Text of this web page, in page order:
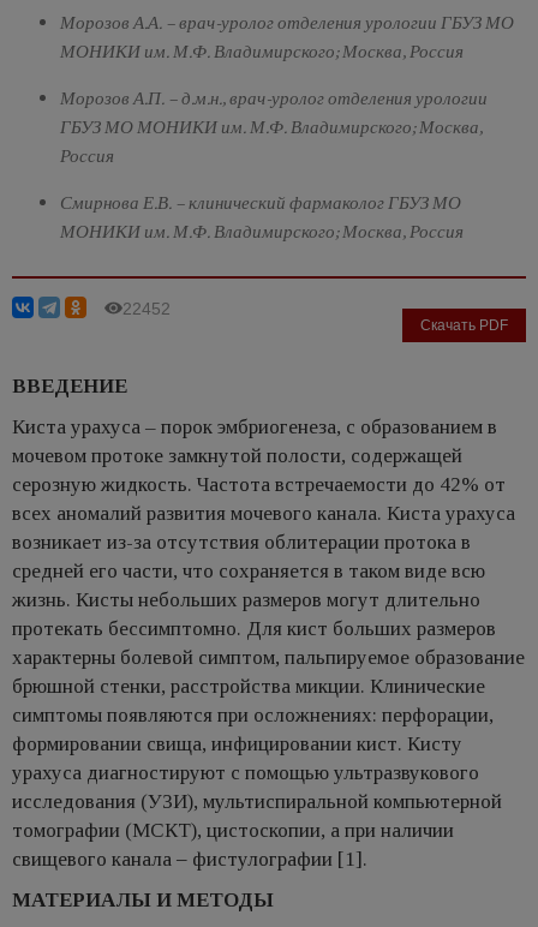
Морозов А.А. – врач-уролог отделения урологии ГБУЗ МО
МОНИКИ им. М.Ф. Владимирского; Москва, Россия
Морозов А.П. – д.м.н., врач-уролог отделения урологии
ГБУЗ МО МОНИКИ им. М.Ф. Владимирского; Москва,
Россия
Смирнова Е.В. – клинический фармаколог ГБУЗ МО
МОНИКИ им. М.Ф. Владимирского; Москва, Россия
22452
Скачать PDF
ВВЕДЕНИЕ
Киста урахуса – порок эмбриогенеза, с образованием в
мочевом протоке замкнутой полости, содержащей
серозную жидкость. Частота встречаемости до 42% от
всех аномалий развития мочевого канала. Киста урахуса
возникает из-за отсутствия облитерации протока в
средней его части, что сохраняется в таком виде всю
жизнь. Кисты небольших размеров могут длительно
протекать бессимптомно. Для кист больших размеров
характерны болевой симптом, пальпируемое образование
брюшной стенки, расстройства микции. Клинические
симптомы появляются при осложнениях: перфорации,
формировании свища, инфицировании кист. Кисту
урахуса диагностируют с помощью ультразвукового
исследования (УЗИ), мультиспиральной компьютерной
томографии (МСКТ), цистоскопии, а при наличии
свищевого канала ‒ фистулографии [1].
МАТЕРИАЛЫ И МЕТОДЫ